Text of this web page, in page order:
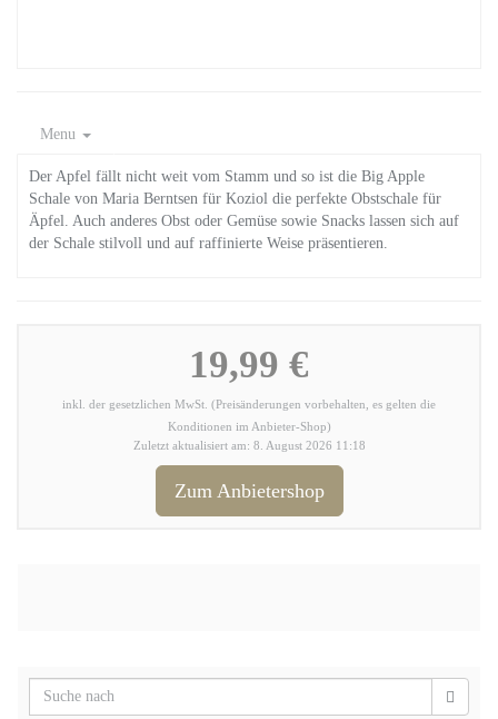
Menu
Der Apfel fällt nicht weit vom Stamm und so ist die Big Apple
Schale von Maria Berntsen für Koziol die perfekte Obstschale für
Äpfel. Auch anderes Obst oder Gemüse sowie Snacks lassen sich auf
der Schale stilvoll und auf raffinierte Weise präsentieren.
19,99 €
inkl. der gesetzlichen MwSt. (Preisänderungen vorbehalten, es gelten die
Konditionen im Anbieter-Shop)
Zuletzt aktualisiert am: 8. August 2026 11:18
Zum Anbietershop